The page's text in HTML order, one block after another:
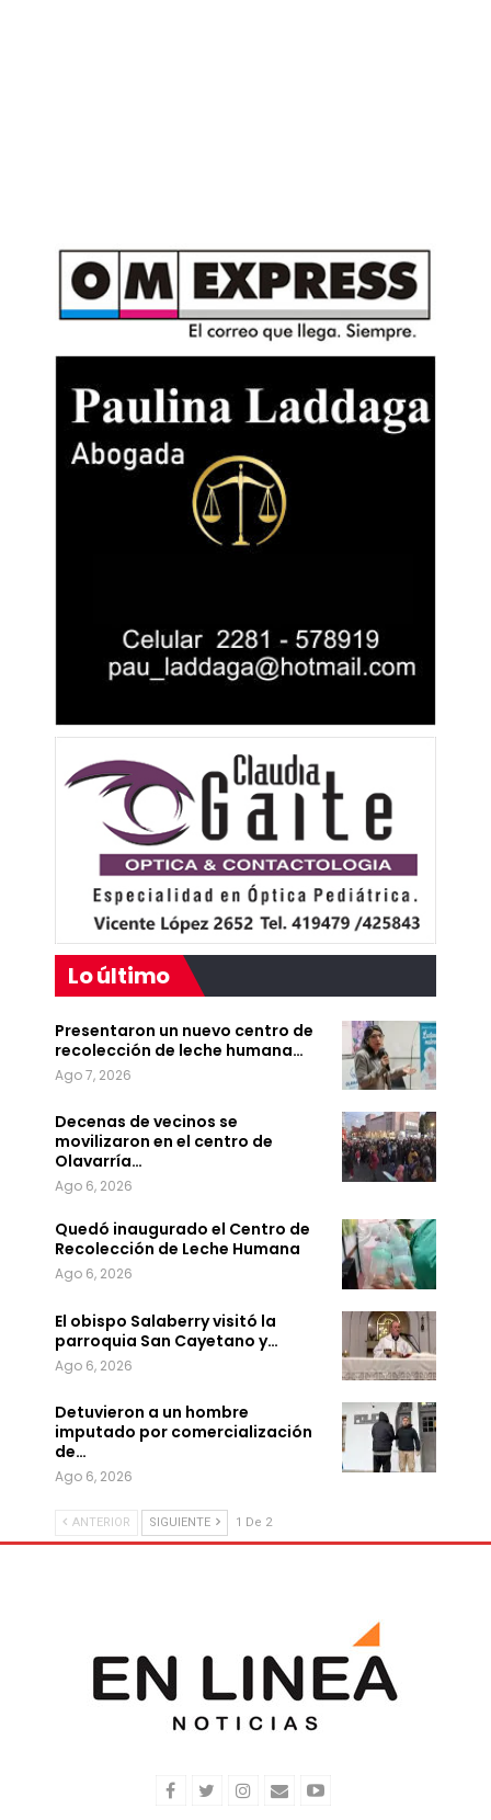
Lo último
Presentaron un nuevo centro de
recolección de leche humana…
Ago 7, 2026
Decenas de vecinos se
movilizaron en el centro de
Olavarría…
Ago 6, 2026
Quedó inaugurado el Centro de
Recolección de Leche Humana
Ago 6, 2026
El obispo Salaberry visitó la
parroquia San Cayetano y…
Ago 6, 2026
Detuvieron a un hombre
imputado por comercialización
de…
Ago 6, 2026
ANTERIOR SIGUIENTE 1 De 2